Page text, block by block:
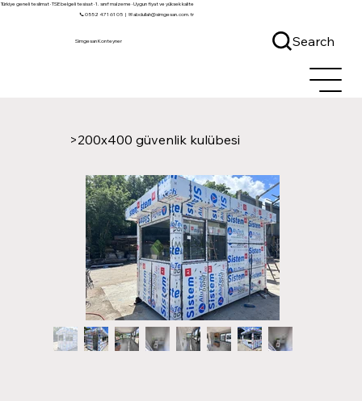
Simgesan Konteyner Search
Türkiye geneli teslimat · TSE belgeli tesisat · 1. sınıf malzeme · Uygun fiyat ve yüksek kalite
📞 0552 471 61 05 |✉ abdullah@simgesan.com.tr
>200x400 güvenlik kulübesi